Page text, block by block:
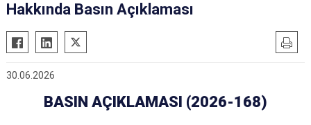
Hakkında Basın Açıklaması
30.06.2026
BASIN AÇIKLAMASI (2026-168)